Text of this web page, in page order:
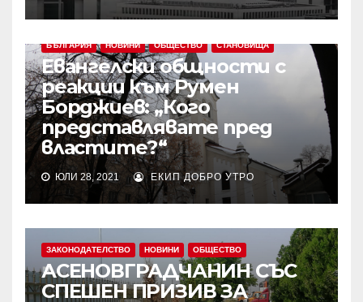
БЪЛГАРИЯ НОВИНИ ОБЩЕСТВО СТАНОВИЩА
Евангелски общности с
реакции към Румен
Борджиев: „Кого
представлявате пред
властите?“
ЮЛИ 28, 2021 ЕКИП ДОБРО УТРО
ЗАКОНОДАТЕЛСТВО НОВИНИ ОБЩЕСТВО
АСЕНОВГРАДЧАНИН СЪС
СПЕШЕН ПРИЗИВ ЗА